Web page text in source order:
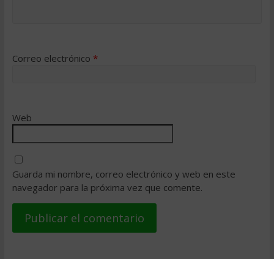
Correo electrónico *
Web
Guarda mi nombre, correo electrónico y web en este
navegador para la próxima vez que comente.